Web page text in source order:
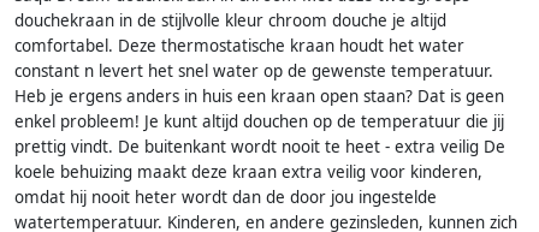
douchekraan in de stijlvolle kleur chroom douche je altijd
comfortabel. Deze thermostatische kraan houdt het water
constant n levert het snel water op de gewenste temperatuur.
Heb je ergens anders in huis een kraan open staan? Dat is geen
enkel probleem! Je kunt altijd douchen op de temperatuur die jij
prettig vindt. De buitenkant wordt nooit te heet - extra veilig De
koele behuizing maakt deze kraan extra veilig voor kinderen,
omdat hij nooit heter wordt dan de door jou ingestelde
watertemperatuur. Kinderen, en andere gezinsleden, kunnen zich